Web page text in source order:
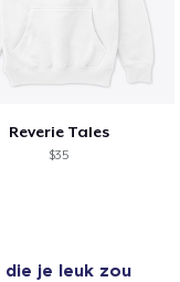
Reverie Tales
$35
die je leuk zou